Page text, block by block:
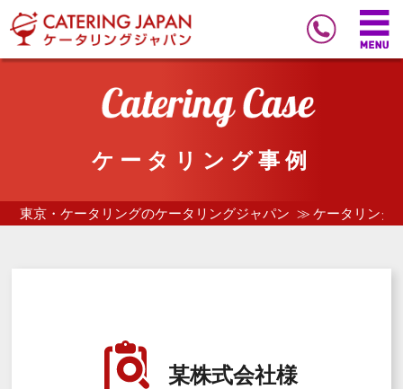
ケータリング事例
東京・ケータリングのケータリングジャパン ケータリング
某株式会社様